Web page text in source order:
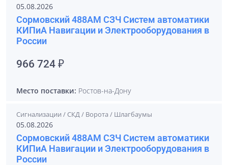
05.08.2026
Сормовский 488АМ СЗЧ Систем автоматики
КИПиА Навигации и Электрооборудования в
России
966 724 ₽
Место поставки: Ростов-на-Дону
Сигнализации / СКД / Ворота / Шлагбаумы
05.08.2026
Сормовский 488АМ СЗЧ Систем автоматики
КИПиА Навигации и Электрооборудования в
России